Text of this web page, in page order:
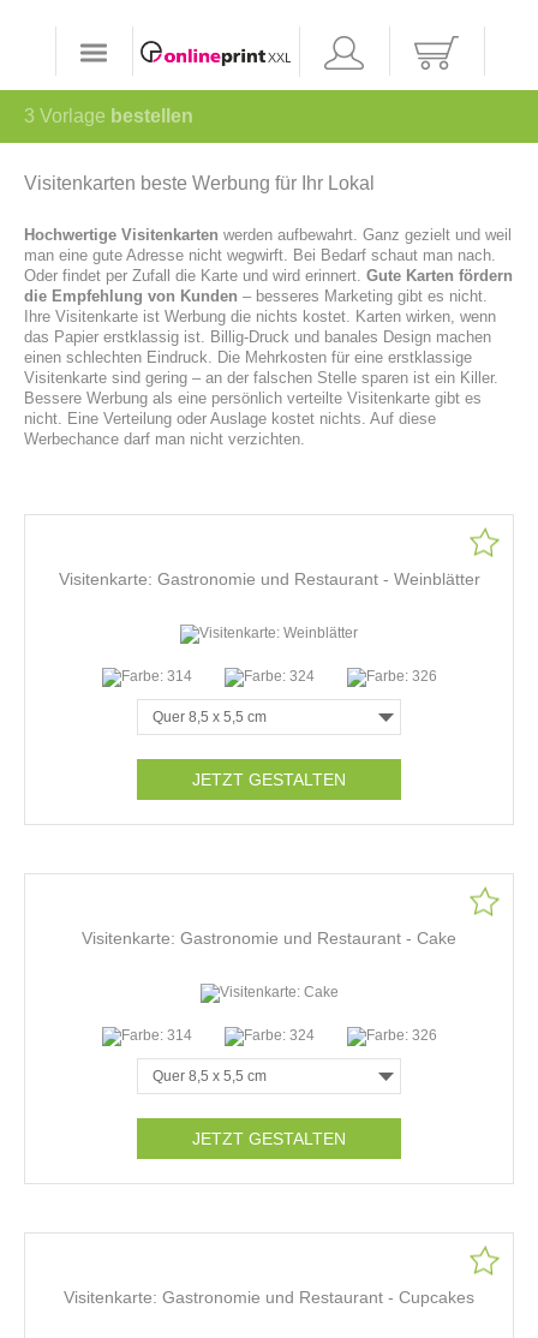
3 Vorlage bestellen
Visitenkarten beste Werbung für Ihr Lokal
Hochwertige Visitenkarten werden aufbewahrt. Ganz gezielt und weil
man eine gute Adresse nicht wegwirft. Bei Bedarf schaut man nach.
Oder findet per Zufall die Karte und wird erinnert. Gute Karten fördern
die Empfehlung von Kunden – besseres Marketing gibt es nicht.
Ihre Visitenkarte ist Werbung die nichts kostet. Karten wirken, wenn
das Papier erstklassig ist. Billig-Druck und banales Design machen
einen schlechten Eindruck. Die Mehrkosten für eine erstklassige
Visitenkarte sind gering – an der falschen Stelle sparen ist ein Killer.
Bessere Werbung als eine persönlich verteilte Visitenkarte gibt es
nicht. Eine Verteilung oder Auslage kostet nichts. Auf diese
Werbechance darf man nicht verzichten.
Visitenkarte: Gastronomie und Restaurant - Weinblätter
JETZT GESTALTEN
Visitenkarte: Gastronomie und Restaurant - Cake
JETZT GESTALTEN
Visitenkarte: Gastronomie und Restaurant - Cupcakes